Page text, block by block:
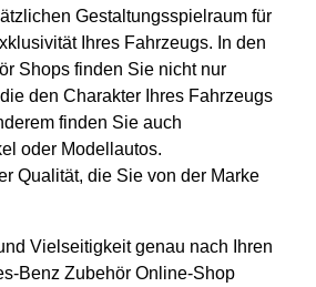
Gestaltungsspielraum für
Ihres Fahrzeugs. In den
Shops finden Sie nicht nur
den Charakter Ihres Fahrzeugs
finden Sie auch
oder Modellautos.
Qualität, die Sie von der Marke
Vielseitigkeit genau nach Ihren
Benz Zubehör Online-Shop